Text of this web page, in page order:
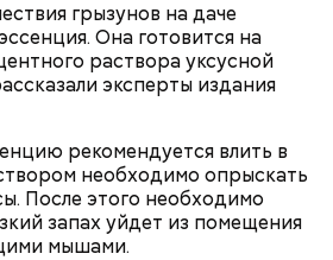
грызунов на даче
Она готовится на
раствора уксусной
эксперты издания
рекомендуется влить в
необходимо опрыскать
После этого необходимо
запах уйдет из помещения
мышами.